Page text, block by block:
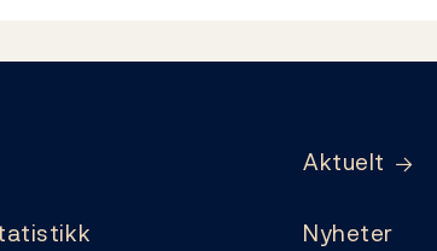
Aktuelt
Nyheter